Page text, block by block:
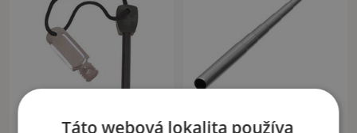
Táto webová lokalita používa